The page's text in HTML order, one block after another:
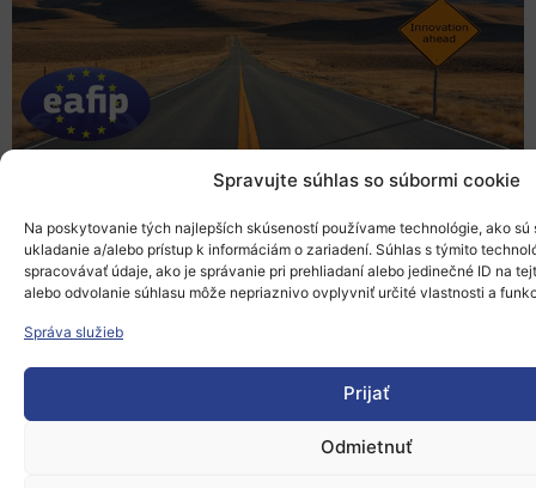
Spravujte súhlas so súbormi cookie
Na poskytovanie tých najlepších skúseností používame technológie, ako sú
ukladanie a/alebo prístup k informáciám o zariadení. Súhlas s týmito
spracovávať údaje, ako je správanie pri prehliadaní alebo jedinečné ID na
alebo odvolanie súhlasu môže nepriaznivo ovplyvniť určité vlastnosti a
Správa služieb
Prijať
Odmietnuť
Európsky výskumný priestor
Oblasti našej podpory